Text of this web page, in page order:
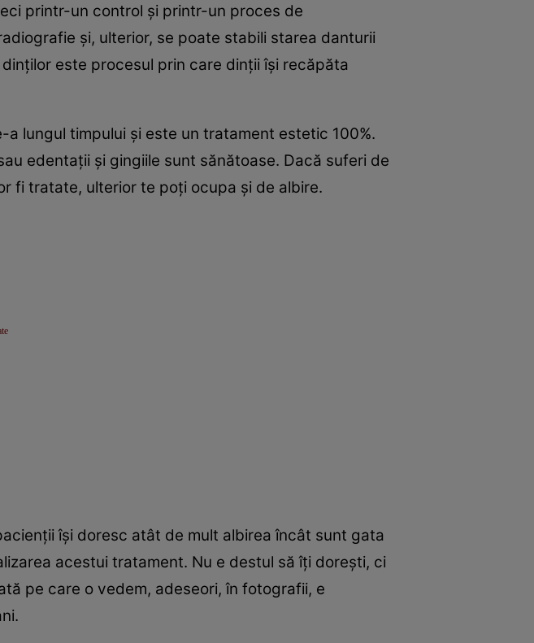
printr-un control şi printr-un proces de
şi, ulterior, se poate stabili starea danturii
este procesul prin care dinţii îşi recăpăta
lungul timpului şi este un tratament estetic 100%.
edentaţii şi gingiile sunt sănătoase. Dacă suferi de
fi tratate, ulterior te poţi ocupa şi de albire.
îşi doresc atât de mult albirea încât sunt gata
acestui tratament. Nu e destul să îţi doreşti, ci
pe care o vedem, adeseori, în fotografii, e